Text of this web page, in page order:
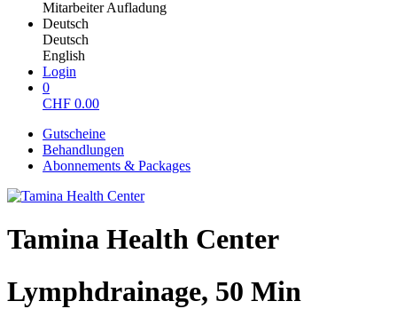
Mitarbeiter Aufladung
Deutsch
Deutsch
English
Login
0
CHF 0.00
Gutscheine
Behandlungen
Abonnements & Packages
Tamina Health Center
Lymphdrainage, 50 Min